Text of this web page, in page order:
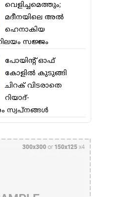
വെളിച്ചമെത്തും;
മദീനയിലെ അല്‍
ഹെനാകിയ
സജ്ജം
പോയിന്റ് ഓഫ്
കോളില്‍ കുടുങ്ങി
ചിറക് വിടരാതെ
റിയാദ്-
സ്വപ്നങ്ങള്‍